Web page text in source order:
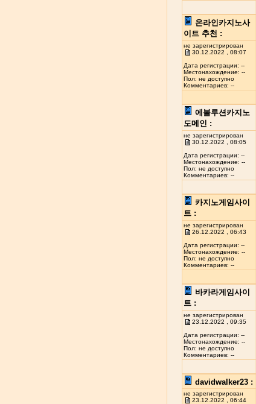
온라인카지노사
이트 추천 :
не зарегистрирован
30.12.2022 , 08:07
Дата регистрации: --
Местонахождение: --
Пол: не доступно
Комментариев: --
에볼루션카지노
도메인 :
не зарегистрирован
30.12.2022 , 08:05
Дата регистрации: --
Местонахождение: --
Пол: не доступно
Комментариев: --
카지노게임사이
트 :
не зарегистрирован
26.12.2022 , 06:43
Дата регистрации: --
Местонахождение: --
Пол: не доступно
Комментариев: --
바카라게임사이
트 :
не зарегистрирован
23.12.2022 , 09:35
Дата регистрации: --
Местонахождение: --
Пол: не доступно
Комментариев: --
davidwalker23 :
не зарегистрирован
23.12.2022 , 06:44